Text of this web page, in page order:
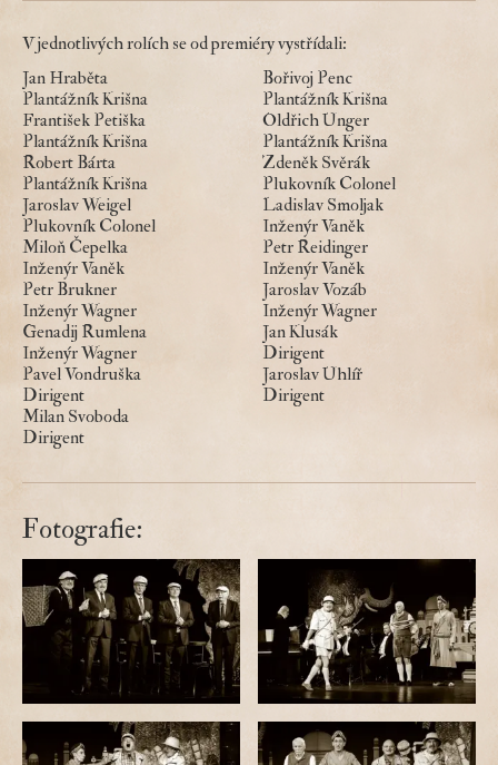
V jednotlivých rolích se od premiéry vystřídali:
Jan Hraběta
Plantážník Krišna
Bořivoj Penc
Plantážník Krišna
František Petiška
Plantážník Krišna
Oldřich Unger
Plantážník Krišna
Robert Bárta
Plantážník Krišna
Zdeněk Svěrák
Plukovník Colonel
Jaroslav Weigel
Plukovník Colonel
Ladislav Smoljak
Inženýr Vaněk
Miloň Čepelka
Inženýr Vaněk
Petr Reidinger
Inženýr Vaněk
Petr Brukner
Inženýr Wagner
Jaroslav Vozáb
Inženýr Wagner
Genadij Rumlena
Inženýr Wagner
Jan Klusák
Dirigent
Pavel Vondruška
Dirigent
Jaroslav Uhlíř
Dirigent
Milan Svoboda
Dirigent
Fotografie: